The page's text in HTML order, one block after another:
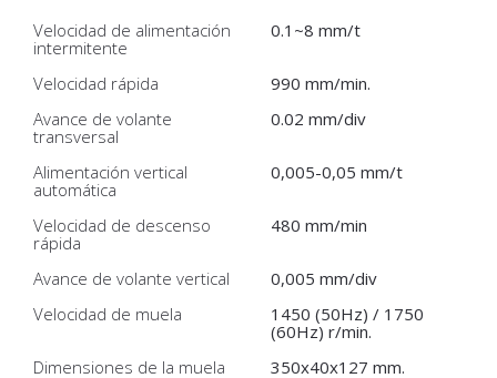
Velocidad de alimentación
intermitente
0.1~8 mm/t
Velocidad rápida
990 mm/min.
Avance de volante
transversal
0.02 mm/div
Alimentación vertical
automática
0,005-0,05 mm/t
Velocidad de descenso
rápida
480 mm/min
Avance de volante vertical
0,005 mm/div
Velocidad de muela
1450 (50Hz) / 1750
(60Hz) r/min.
Dimensiones de la muela
350x40x127 mm.